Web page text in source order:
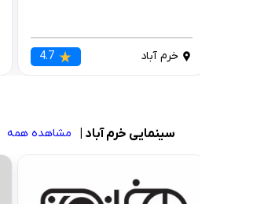
خرم آباد 4.7
سینمایی خرم آباد مشاهده همه